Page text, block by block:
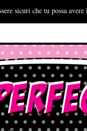
sicuri che tu possa